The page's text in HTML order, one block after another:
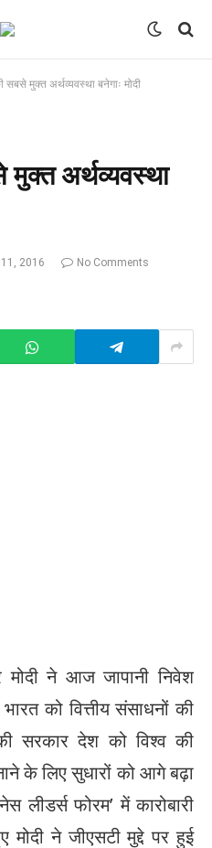
सबसे मुक्त अर्थव्यवस्था बनेगाः मोदी
मुक्त अर्थव्यवस्था
2016 No Comments
मोदी ने आज जापानी निवेश
को वित्तीय संसाधनों की
सरकार देश को विश्व की
के लिए सुधारों को आगे बढ़ा
लीडर्स फोरम’ में कारोबारी
ने जीएसटी मुद्दे पर हुई